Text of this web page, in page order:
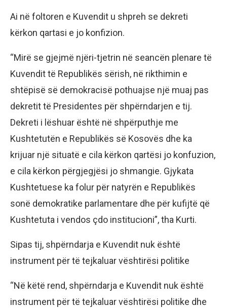
Ai në foltoren e Kuvendit u shpreh se dekreti
kërkon qartasi e jo konfizion.
“Mirë se gjejmë njëri-tjetrin në seancën plenare të
Kuvendit të Republikës sërish, në rikthimin e
shtëpisë së demokracisë pothuajse një muaj pas
dekretit të Presidentes për shpërndarjen e tij.
Dekreti i lëshuar është në shpërputhje me
Kushtetutën e Republikës së Kosovës dhe ka
krijuar një situatë e cila kërkon qartësi jo konfuzion,
e cila kërkon përgjegjësi jo shmangie. Gjykata
Kushtetuese ka folur për natyrën e Republikës
sonë demokratike parlamentare dhe për kufijtë që
Kushtetuta i vendos çdo institucioni”, tha Kurti.
Sipas tij, shpërndarja e Kuvendit nuk është
instrument për të tejkaluar vështirësi politike
“Në këtë rend, shpërndarja e Kuvendit nuk është
instrument për të tejkaluar vështirësi politike dhe